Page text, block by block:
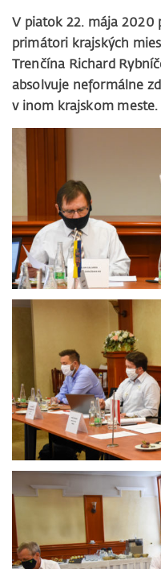
V piatok 22. mája 2020
primátori krajských
Trenčína Richard
absolvuje neformálne
v inom krajskom meste.